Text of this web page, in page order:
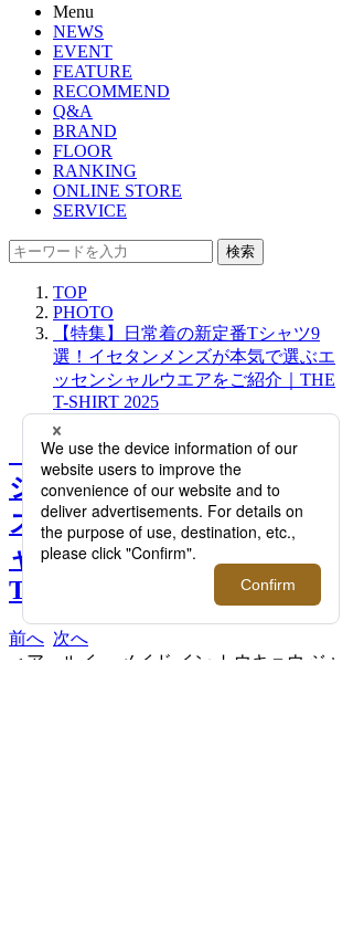
Menu
NEWS
EVENT
FEATURE
RECOMMEND
Q&A
BRAND
FLOOR
RANKING
ONLINE STORE
SERVICE
検索
TOP
PHOTO
【特集】日常着の新定番Tシャツ9
選！イセタンメンズが本気で選ぶエ
ッセンシャルウエアをご紹介｜THE
T-SHIRT 2025
【特集】日常着の新定番T
シャツ9選！イセタンメン
ズが本気で選ぶエッセンシ
ャルウエアをご紹介｜THE
T-SHIRT 2025 >>
前へ 次へ
＜アールイー メイド イン トウキョウ ジャ